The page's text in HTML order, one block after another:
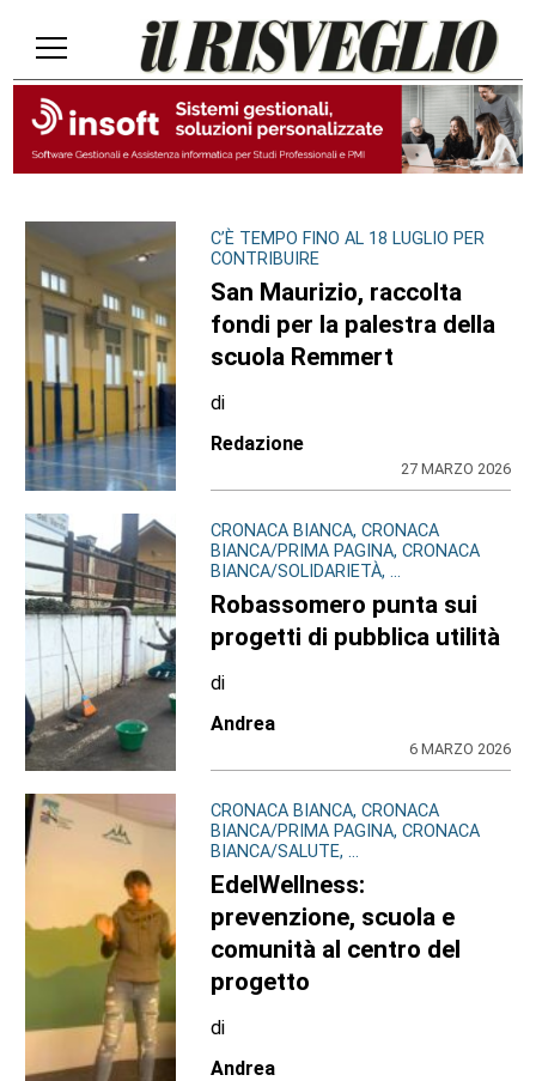
C’È TEMPO FINO AL 18 LUGLIO PER
CONTRIBUIRE
San Maurizio, raccolta
fondi per la palestra della
scuola Remmert
di
Redazione
27 MARZO 2026
CRONACA BIANCA, CRONACA
BIANCA/PRIMA PAGINA, CRONACA
BIANCA/SOLIDARIETÀ, ...
Robassomero punta sui
progetti di pubblica utilità
di
Andrea
6 MARZO 2026
CRONACA BIANCA, CRONACA
BIANCA/PRIMA PAGINA, CRONACA
BIANCA/SALUTE, ...
EdelWellness:
prevenzione, scuola e
comunità al centro del
progetto
di
Andrea